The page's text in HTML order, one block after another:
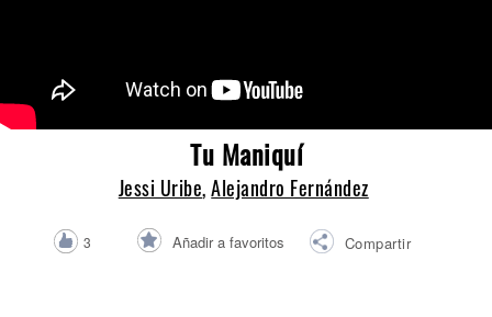
Tu Maniquí
Jessi Uribe,Alejandro Fernández
3 Añadir a favoritos Compartir